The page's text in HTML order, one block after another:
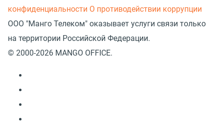
конфиденциальности О противодействии коррупции
ООО "Манго Телеком" оказывает услуги связи только
на территории Российской Федерации.
© 2000-2026 MANGO OFFICE.